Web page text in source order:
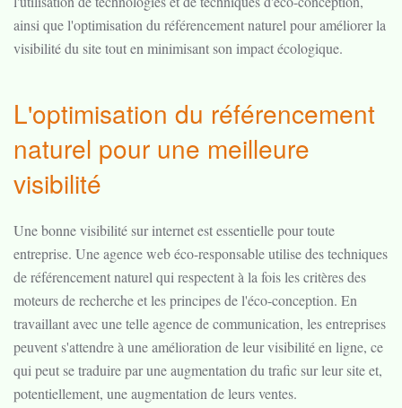
ainsi que l'optimisation du référencement naturel pour améliorer la
visibilité du site tout en minimisant son impact écologique.
L'optimisation du référencement
naturel pour une meilleure
visibilité
Une bonne visibilité sur internet est essentielle pour toute
entreprise. Une agence web éco-responsable utilise des techniques
de référencement naturel qui respectent à la fois les critères des
moteurs de recherche et les principes de l'éco-conception. En
travaillant avec une telle agence de communication, les entreprises
peuvent s'attendre à une amélioration de leur visibilité en ligne, ce
qui peut se traduire par une augmentation du trafic sur leur site et,
potentiellement, une augmentation de leurs ventes.